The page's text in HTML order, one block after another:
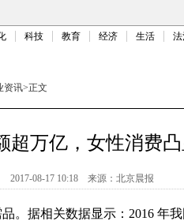
科技 教育 经济 生活
资讯>正文
超万亿，女性消费
2017-08-17 10:18 来源： 北京晨报
据相关数据显示：2016 年我